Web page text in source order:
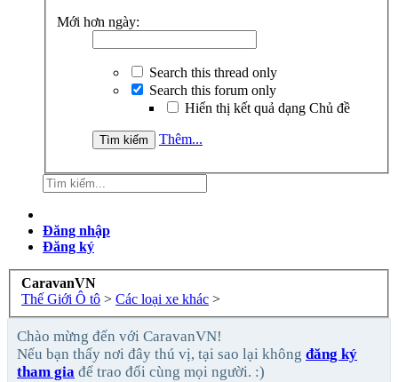
Mới hơn ngày:
Search this thread only
Search this forum only
Hiển thị kết quả dạng Chủ đề
Thêm...
Đăng nhập
Đăng ký
CaravanVN
Thế Giới Ô tô > Các loại xe khác >
Chào mừng đến với CaravanVN!
Nếu bạn thấy nơi đây thú vị, tại sao lại không đăng ký
tham gia để trao đổi cùng mọi người. :)